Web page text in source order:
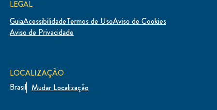
LEGAL
GuiaAcessibilidadeTermos de UsoAviso de Cookies
Aviso de Privacidade
LOCALIZAÇÃO
Brasil Mudar Localização